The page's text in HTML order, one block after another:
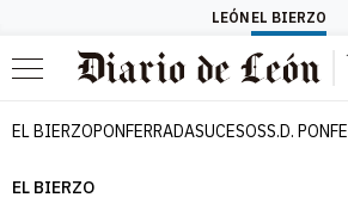
LEÓN EL BIERZO
Menú
EL BIERZOPONFERRADASUCESOSS.D.
EL BIERZO